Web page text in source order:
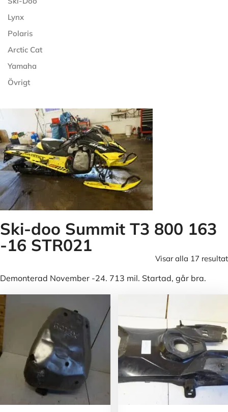
Lynx
Polaris
Arctic Cat
Yamaha
Övrigt
Ski-doo Summit T3 800 163
-16 STR021
Visar alla 17 resultat
Demonterad November -24. 713 mil. Startad, går bra.